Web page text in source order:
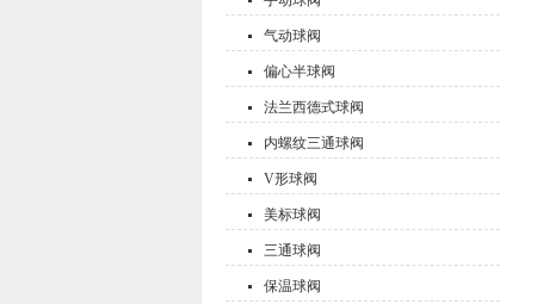
气动球阀
偏心半球阀
法兰西德式球阀
内螺纹三通球阀
V形球阀
美标球阀
三通球阀
保温球阀